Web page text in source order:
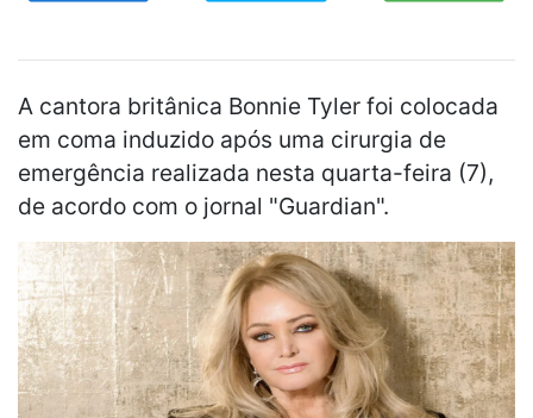
A cantora britânica Bonnie Tyler foi colocada
em coma induzido após uma cirurgia de
emergência realizada nesta quarta-feira (7),
de acordo com o jornal "Guardian".